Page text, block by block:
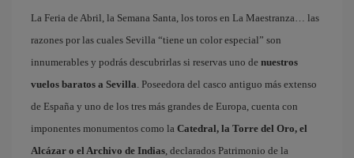
La Feria de Abril, la Semana Santa, los toros en La Maestranza… las
razones por las cuales Sevilla “tiene un color especial” son
innumerables y podrás descubrirlas si reservas uno de nuestros
vuelos baratos a Sevilla. Poseedora del casco antiguo más extenso
de España y uno de los tres más grandes de Europa, cuenta con
imponentes monumentos como la Catedral, la Torre del Oro, el
Alcázar o el Archivo de Indias, declarados Patrimonio de la